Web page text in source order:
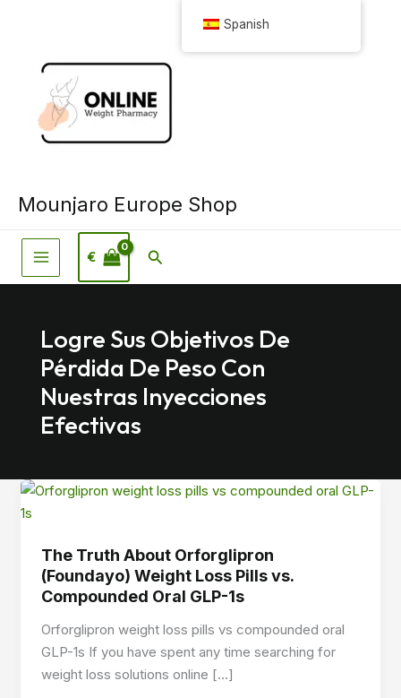
Mounjaro Europe Shop
€ Buscar
Logre Sus Objetivos De
Pérdida De Peso Con
Nuestras Inyecciones
Efectivas
The Truth About Orforglipron
(Foundayo) Weight Loss Pills vs.
Compounded Oral GLP-1s
Orforglipron weight loss pills vs compounded oral
GLP-1s If you have spent any time searching for
weight loss solutions online […]
Spanish